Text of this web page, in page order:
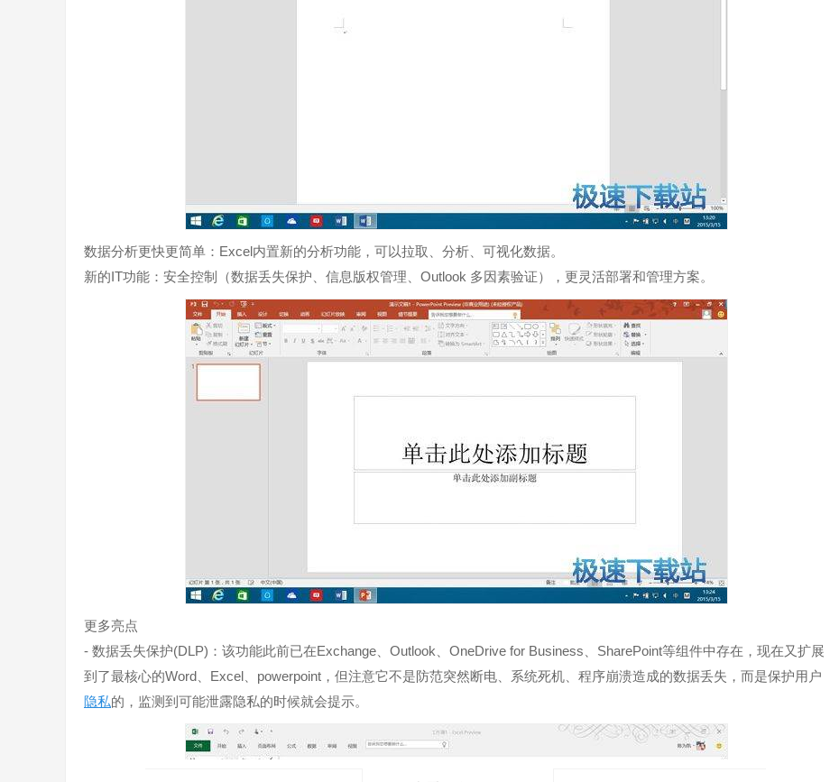
数据分析更快更简单：Excel内置新的分析功能，可以拉取、分析、可视化数据。
新的IT功能：安全控制（数据丢失保护、信息版权管理、Outlook 多因素验证），更灵活部署和管理方案。
更多亮点
- 数据丢失保护(DLP)：该功能此前已在Exchange、Outlook、OneDrive for Business、SharePoint等组件中存在，现在又扩展
到了最核心的Word、Excel、powerpoint，但注意它不是防范突然断电、系统死机、程序崩溃造成的数据丢失，而是保护用户
隐私的，监测到可能泄露隐私的时候就会提示。